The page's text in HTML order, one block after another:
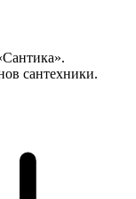
сантехники.